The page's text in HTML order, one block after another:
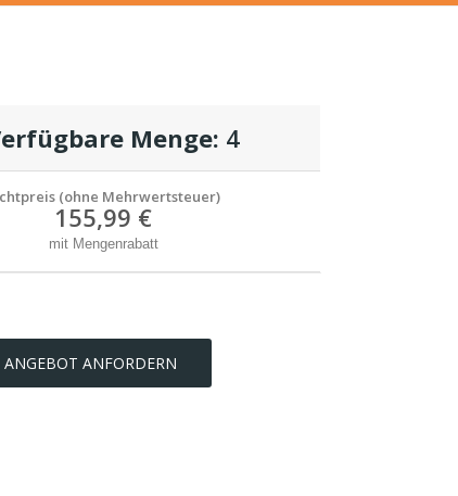
Menge: 4
(ohne Mehrwertsteuer)
155,99 €
mit Mengenrabatt
ANGEBOT ANFORDERN